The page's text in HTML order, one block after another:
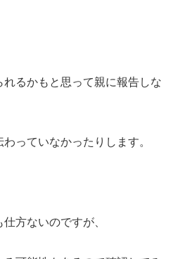
れるかもと思って親に報告しな
っていなかったりします。
方ないのですが、